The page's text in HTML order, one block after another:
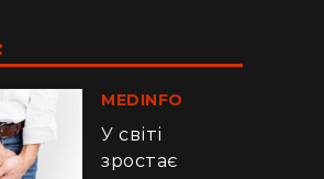
MEDINFO
У світі
зростає